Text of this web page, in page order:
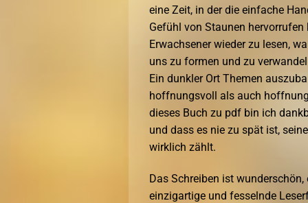
eine Zeit, in der die einfache
Gefühl von Staunen
Erwachsener wieder zu lesen,
uns zu formen und zu
Ein dunkler Ort Themen
hoffnungsvoll als auch
dieses Buch zu pdf bin ich
und dass es nie zu spät ist,
wirklich zählt.
Das Schreiben ist
einzigartige und fesselnde